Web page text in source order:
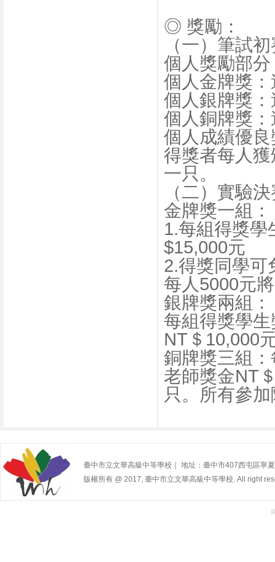
◎ 獎勵：
（一）筆試
個人獎勵部分
個人金牌獎
個人銀牌獎
個人銅牌獎
個人成績優
得獎者每人
一只。
（二）實驗
金牌獎一組：
1.每組得獎學
$15,000元
2.得獎同學可
每人5000元
銀牌獎兩組：
每組得獎學
NT＄10,000
銅牌獎三組
老師獎金NT
只。所有參
臺中市立文華高級中等學校｜ 地址：臺中市407西屯區
版權所有 @ 2017, 臺中市立文華高級中等學校. All right